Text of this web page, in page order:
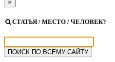
×
СТАТЬЯ / МЕСТО / ЧЕЛОВЕК?